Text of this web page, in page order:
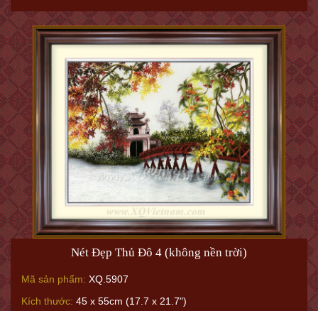
Nét Đẹp Thủ Đô 4 (không nền trời)
Mã sản phẩm: XQ.5907
Kích thước: 45 x 55cm (17.7 x 21.7")